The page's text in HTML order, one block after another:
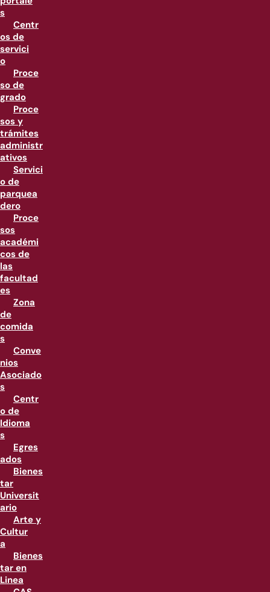
s
Centr
os de
servici
o
Proce
so de
grado
Proce
sos y
trámites
administr
ativos
Servici
o de
parquea
dero
Proce
sos
académi
cos de
las
facultad
es
Zona
de
comida
s
Conve
nios
Asociado
s
Centr
o de
Idioma
s
Egres
ados
Bienes
tar
Universit
ario
Arte y
Cultur
a
Bienes
tar en
Linea